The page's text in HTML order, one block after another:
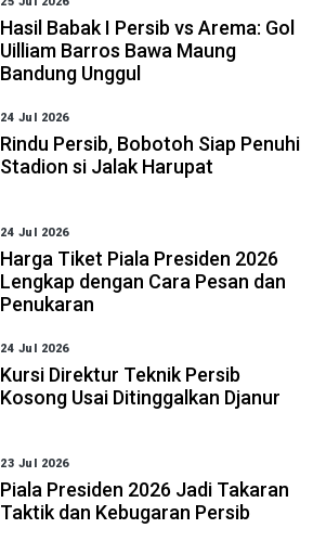
Hasil Babak I Persib vs Arema: Gol
Uilliam Barros Bawa Maung
Bandung Unggul
24 Jul 2026
Rindu Persib, Bobotoh Siap Penuhi
Stadion si Jalak Harupat
24 Jul 2026
Harga Tiket Piala Presiden 2026
Lengkap dengan Cara Pesan dan
Penukaran
24 Jul 2026
Kursi Direktur Teknik Persib
Kosong Usai Ditinggalkan Djanur
23 Jul 2026
Piala Presiden 2026 Jadi Takaran
Taktik dan Kebugaran Persib